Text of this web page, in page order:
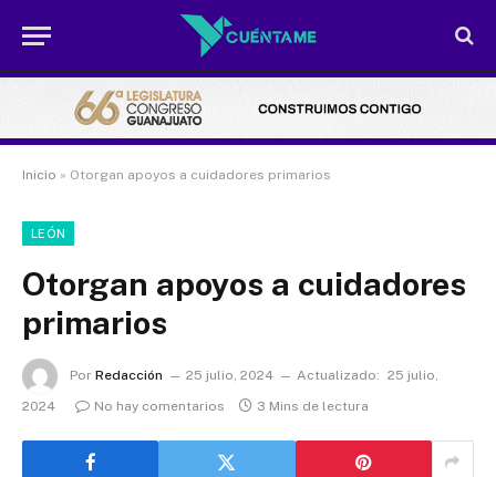
Inicio » Otorgan apoyos a cuidadores primarios
LEÓN
Otorgan apoyos a cuidadores
primarios
Por Redacción 25 julio, 2024 Actualizado: 25 julio,
2024
No hay comentarios 3 Mins de lectura